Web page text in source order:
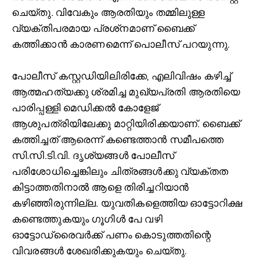
ചെയ്തു. വിവേകും ആരതിയും തമ്മിലുള്ള
വ്യക്തിപരമായ പ്രശ്‌നമാണ് ബൈക്ക്
കത്തിക്കാന്‍ കാരണമെന്ന് പൊലീസ് പറയുന്നു.
പോലീസ് കസ്റ്റഡിയിലിരിക്കേ, എലിവിഷം കഴിച്ച്‌
ആത്മഹത്യക്കു ശ്രമിച്ച മുഖ്യപ്രതി ആരതിയെ
പാരിപ്പള്ളി മെഡിക്കല്‍ കോളേജ്
ആശുപത്രിയിലേക്കു മാറ്റിയിരിക്കയാണ്. ബൈക്ക്
കത്തിച്ചത് ആരെന്ന് കണ്ടെത്താന്‍ സമീപത്തെ
സി.സി.ടി.വി. ദൃശ്യങ്ങള്‍ പോലീസ്
പരിശോധിച്ചെങ്കിലും ചിത്രങ്ങള്‍ക്കു വ്യക്തത
കിട്ടാത്തതിനാല്‍ ആളെ തിരിച്ചറിയാന്‍
കഴിഞ്ഞിരുന്നില്ല. യുവതികളെത്തിയ ഓട്ടോറിക്ഷ
കണ്ടെത്തുകയും ഗൂഗിള്‍ പേ വഴി
ഓട്ടോഡ്രൈവര്‍ക്ക് പണം കൊടുത്തതിന്റെ
വിവരങ്ങള്‍ ശേഖരിക്കുകയും ചെയ്തു.